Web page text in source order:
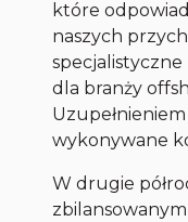
które
naszych
dla branży
Uzupełnieniem
wykonywane
W drugie